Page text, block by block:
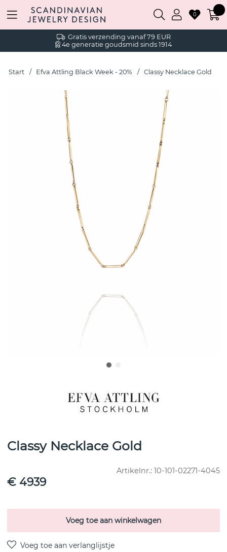
Gratis verzending vanaf 79 EUR
4e generatie goudsmid sinds 1914
0
Start Efva Attling Black Week - 20% Classy Necklace Gold
Classy Necklace Gold
Artikelnr.: 10-101-02271-4045
€ 4939
Voeg toe aan winkelwagen